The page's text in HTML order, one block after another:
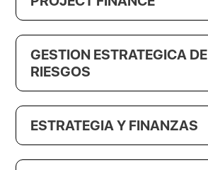
GESTION ESTRATEGICA DE
RIESGOS
ESTRATEGIA Y FINANZAS